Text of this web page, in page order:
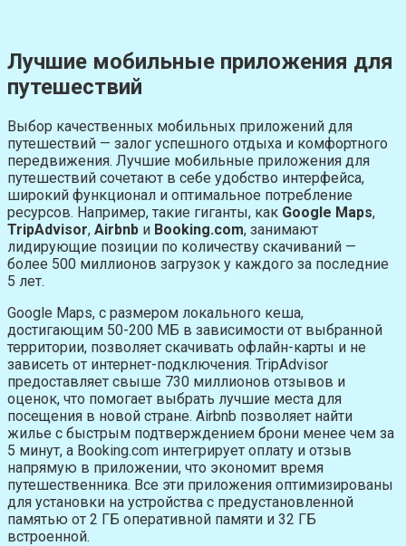
Лучшие мобильные приложения для
путешествий
Выбор качественных мобильных приложений для
путешествий — залог успешного отдыха и комфортного
передвижения. Лучшие мобильные приложения для
путешествий сочетают в себе удобство интерфейса,
широкий функционал и оптимальное потребление
ресурсов. Например, такие гиганты, как Google Maps,
TripAdvisor, Airbnb и Booking.com, занимают
лидирующие позиции по количеству скачиваний —
более 500 миллионов загрузок у каждого за последние
5 лет.
Google Maps, с размером локального кеша,
достигающим 50-200 МБ в зависимости от выбранной
территории, позволяет скачивать офлайн-карты и не
зависеть от интернет-подключения. TripAdvisor
предоставляет свыше 730 миллионов отзывов и
оценок, что помогает выбрать лучшие места для
посещения в новой стране. Airbnb позволяет найти
жилье с быстрым подтверждением брони менее чем за
5 минут, а Booking.com интегрирует оплату и отзыв
напрямую в приложении, что экономит время
путешественника. Все эти приложения оптимизированы
для установки на устройства с предустановленной
памятью от 2 ГБ оперативной памяти и 32 ГБ
встроенной.